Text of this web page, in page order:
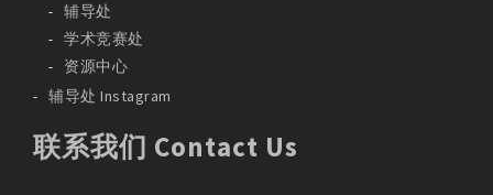
辅导处
学术竞赛处
资源中心
辅导处 Instagram
联系我们 Contact Us